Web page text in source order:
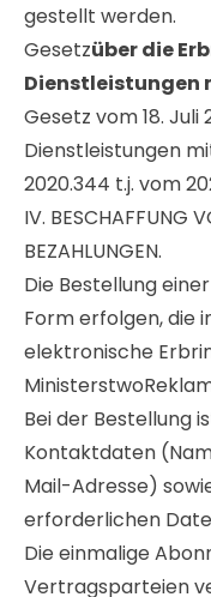
gestellt werden.
Gesetzüber die
Dienstleistungen
Gesetz vom 18.
Dienstleistungen
2020.344 t.j. vom
IV. BESCHAFFUNG
BEZAHLUNGEN.
Die Bestellung
Form erfolgen, die
elektronische
Bei der Bestellung
Kontaktdaten
Mail-Adresse)
erforderlichen
Die einmalige
Vertragsparteien